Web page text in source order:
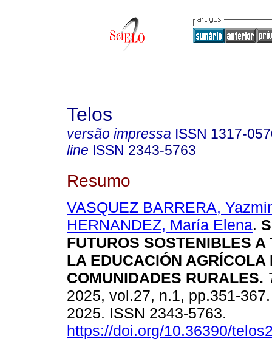
Telos
versão impressa ISSN 1317-
line ISSN 2343-5763
Resumo
VASQUEZ BARRERA,
HERNANDEZ, María Elena.
FUTUROS SOSTENIBLES A
LA EDUCACIÓN AGRÍCOLA
COMUNIDADES RURALES.
2025, vol.27, n.1, pp.351-
2025. ISSN 2343-5763.
https://doi.org/10.36390/